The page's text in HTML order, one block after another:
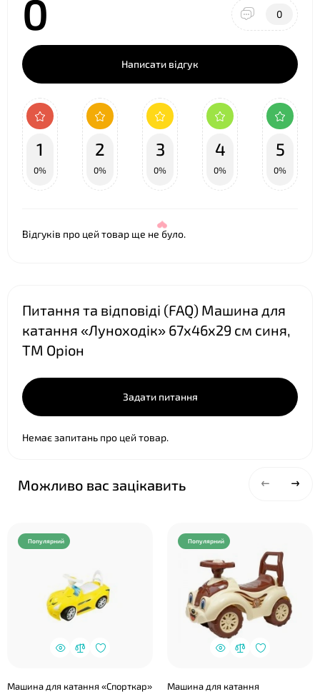
0 0
Написати відгук
1
0%
2
0%
3
0%
4
0%
5
0%
Відгуків про цей товар ще не було.
Питання та відповіді (FAQ) Машина для
катання «Луноходік» 67х46х29 см синя,
ТМ Оріон
Задати питання
Немає запитань про цей товар.
Можливо вас зацікавить
Популярний
Машина для катання «Спорткар»
Популярний
Машина для катання